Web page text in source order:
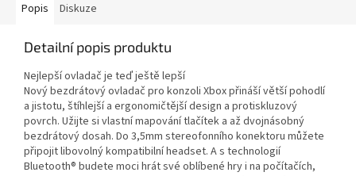
Popis Diskuze
Detailní popis produktu
Nejlepší ovladač je teď ještě lepší
Nový bezdrátový ovladač pro konzoli Xbox přináší větší pohodlí
a jistotu, štíhlejší a ergonomičtější design a protiskluzový
povrch. Užijte si vlastní mapování tlačítek a až dvojnásobný
bezdrátový dosah. Do 3,5mm stereofonního konektoru můžete
připojit libovolný kompatibilní headset. A s technologií
Bluetooth® budete moci hrát své oblíbené hry i na počítačích,